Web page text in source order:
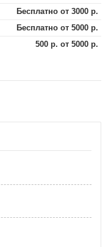
Бесплатно от 3000 р.
Бесплатно от 5000 р.
500 р. от 5000 р.